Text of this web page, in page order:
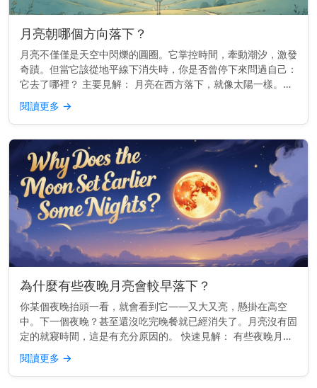
月亮朝哪個方向落下？
月亮不僅僅是天空中閃爍的圓圈。它掌控時間，牽動潮汐，激發
奇蹟。但當它該從地平線下消失時，你是否曾停下來問過自己：
它去了哪裡？ 主要見解： 月亮在西方落下，就像太陽一樣。但
每晚的確切位置會略有變化。 為什麼月亮會在西方落下 地球由
西向東旋轉。...
閱讀更多 →
為什麼有些夜晚月亮會較早落下？
你某個夜晚抬頭一看，就會看到它——又大又亮，懸掛在高空
中。下一個夜晚？甚至還沒吃完晚餐就已經消失了。月亮沒有固
定的就寢時間，這是有充分原因的。 快速見解： 有些夜晚月亮
較早落下，是因為它的軌道使它每天升起的時間大約晚50分鐘
——因此相較於前...
閱讀更多 →